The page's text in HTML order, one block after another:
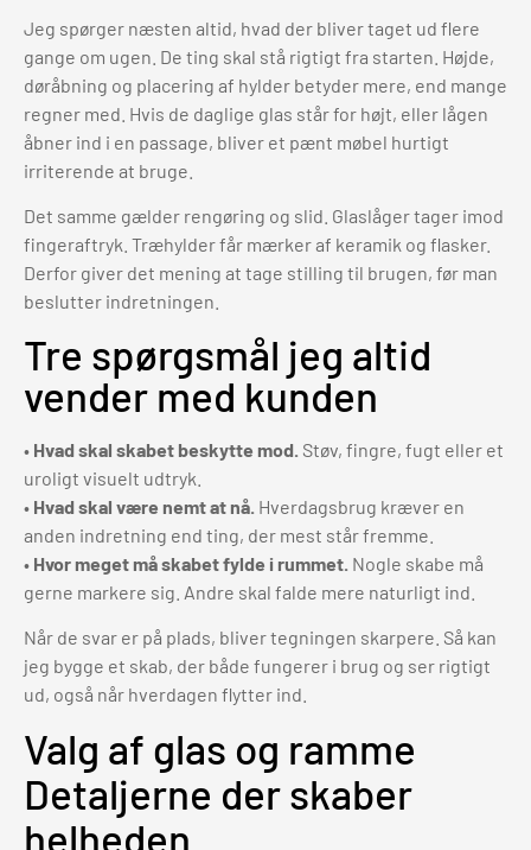
Jeg spørger næsten altid, hvad der bliver taget ud flere
gange om ugen. De ting skal stå rigtigt fra starten. Højde,
døråbning og placering af hylder betyder mere, end mange
regner med. Hvis de daglige glas står for højt, eller lågen
åbner ind i en passage, bliver et pænt møbel hurtigt
irriterende at bruge.
Det samme gælder rengøring og slid. Glaslåger tager imod
fingeraftryk. Træhylder får mærker af keramik og flasker.
Derfor giver det mening at tage stilling til brugen, før man
beslutter indretningen.
Tre spørgsmål jeg altid
vender med kunden
• Hvad skal skabet beskytte mod. Støv, fingre, fugt eller et
uroligt visuelt udtryk.
• Hvad skal være nemt at nå. Hverdagsbrug kræver en
anden indretning end ting, der mest står fremme.
• Hvor meget må skabet fylde i rummet. Nogle skabe må
gerne markere sig. Andre skal falde mere naturligt ind.
Når de svar er på plads, bliver tegningen skarpere. Så kan
jeg bygge et skab, der både fungerer i brug og ser rigtigt
ud, også når hverdagen flytter ind.
Valg af glas og ramme
Detaljerne der skaber
helheden